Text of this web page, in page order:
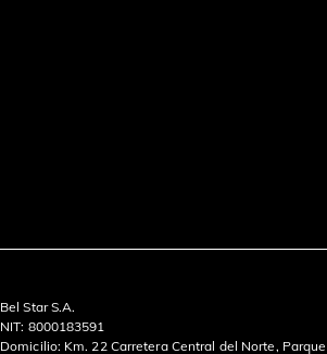
Bel Star S.A.
NIT: 8000183591
Domicilio: Km. 22 Carretera Central del Norte, Parque